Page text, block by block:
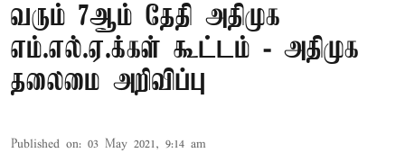
வரும் 7ஆம் தேதி அதிமுக
எம்.எல்.ஏ.க்கள் கூட்டம் - அதிமுக
தலைமை அறிவிப்பு
Published on: 03 May 2021, 9:14 am